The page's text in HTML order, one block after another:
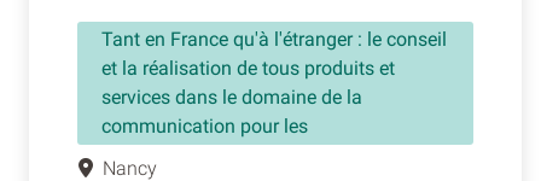
Tant en France qu'à l'étranger : le conseil
et la réalisation de tous produits et
services dans le domaine de la
communication pour les
Nancy